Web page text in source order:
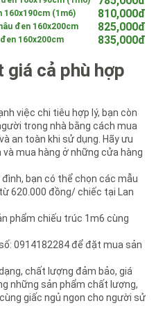
160x190cm (1m6) 810,000đ
đen 160x200cm 825,000đ
160x200cm 835,000đ
giá cả phù hợp
việc chi tiêu hợp lý, bạn còn
trong nhà bằng cách mua
an toàn khi sử dụng. Hãy ưu
mua hàng ở những cửa hàng
bạn có thể chọn các mẫu
620.000 đồng/ chiếc tại Lan
phẩm chiếu trúc 1m6 cùng
0914182284 để đặt mua sản
chất lượng đảm bảo, giá
những sản phẩm chất lượng,
giấc ngủ ngon cho người sử